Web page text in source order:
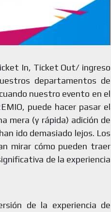
In, Ticket Out/ ingreso
departamentos de
nuestro evento en el
puede hacer pasar el
mera (y rápida) adición de
ido demasiado lejos. Los
mirar cómo pueden traer
de la experiencia
de la experiencia de